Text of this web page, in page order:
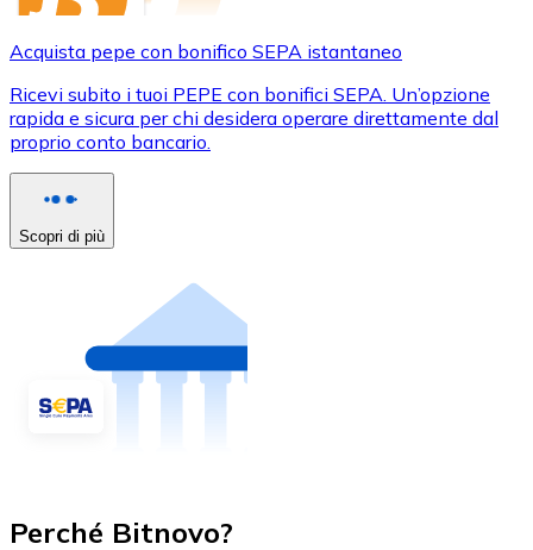
Acquista pepe con bonifico SEPA istantaneo
Ricevi subito i tuoi PEPE con bonifici SEPA. Un’opzione
rapida e sicura per chi desidera operare direttamente dal
proprio conto bancario.
Scopri di più
Perché Bitnovo?